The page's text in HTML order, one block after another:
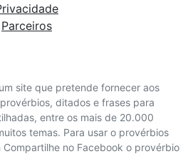
site que pretende fornecer aos
ditados e frases para
entre os mais de 20.000
temas. Para usar o provérbios
no Facebook o provérbio
Parceiros